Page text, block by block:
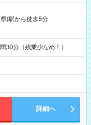
)駅から徒歩5分
30分（残業少なめ！）
詳細へ